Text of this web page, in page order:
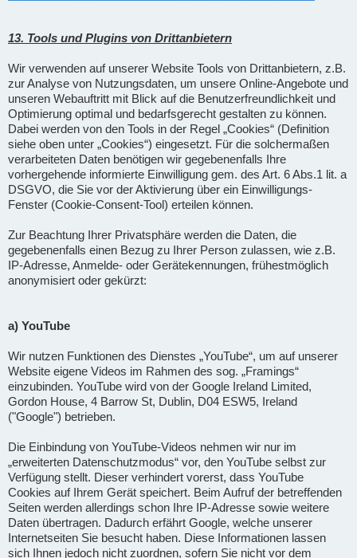
13. Tools und Plugins von Drittanbietern
Wir verwenden auf unserer Website Tools von Drittanbietern, z.B.
zur Analyse von Nutzungsdaten, um unsere Online-Angebote und
unseren Webauftritt mit Blick auf die Benutzerfreundlichkeit und
Optimierung optimal und bedarfsgerecht gestalten zu können.
Dabei werden von den Tools in der Regel „Cookies“ (Definition
siehe oben unter „Cookies“) eingesetzt. Für die solchermaßen
verarbeiteten Daten benötigen wir gegebenenfalls Ihre
vorhergehende informierte Einwilligung gem. des Art. 6 Abs.1 lit. a
DSGVO, die Sie vor der Aktivierung über ein Einwilligungs-
Fenster (Cookie-Consent-Tool) erteilen können.
Zur Beachtung Ihrer Privatsphäre werden die Daten, die
gegebenenfalls einen Bezug zu Ihrer Person zulassen, wie z.B.
IP-Adresse, Anmelde- oder Gerätekennungen, frühestmöglich
anonymisiert oder gekürzt:
a) YouTube
Wir nutzen Funktionen des Dienstes „YouTube“, um auf unserer
Website eigene Videos im Rahmen des sog. „Framings“
einzubinden. YouTube wird von der Google Ireland Limited,
Gordon House, 4 Barrow St, Dublin, D04 ESW5, Ireland
("Google") betrieben.
Die Einbindung von YouTube-Videos nehmen wir nur im
„erweiterten Datenschutzmodus“ vor, den YouTube selbst zur
Verfügung stellt. Dieser verhindert vorerst, dass YouTube
Cookies auf Ihrem Gerät speichert. Beim Aufruf der betreffenden
Seiten werden allerdings schon Ihre IP-Adresse sowie weitere
Daten übertragen. Dadurch erfährt Google, welche unserer
Internetseiten Sie besucht haben. Diese Informationen lassen
sich Ihnen jedoch nicht zuordnen, sofern Sie nicht vor dem